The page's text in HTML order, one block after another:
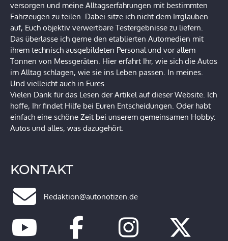
versorgen und meine Alltagserfahrungen mit bestimmten
Fahrzeugen zu teilen. Dabei sitze ich nicht dem Irrglauben
auf, Euch objektiv verwertbare Testergebnisse zu liefern.
Das überlasse ich gerne den etablierten Automedien mit
ihrem technisch ausgebildeten Personal und vor allem
Tonnen von Messgeräten. Hier erfahrt Ihr, wie sich die Autos
im Alltag schlagen, wie sie ins Leben passen. In meines.
Und vielleicht auch in Eures.
Vielen Dank für das Lesen der Artikel auf dieser Website. Ich
hoffe, Ihr findet Hilfe bei Euren Entscheidungen. Oder habt
einfach eine schöne Zeit bei unserem gemeinsamen Hobby:
Autos und alles, was dazugehört.
KONTAKT
Redaktion@autonotizen.de